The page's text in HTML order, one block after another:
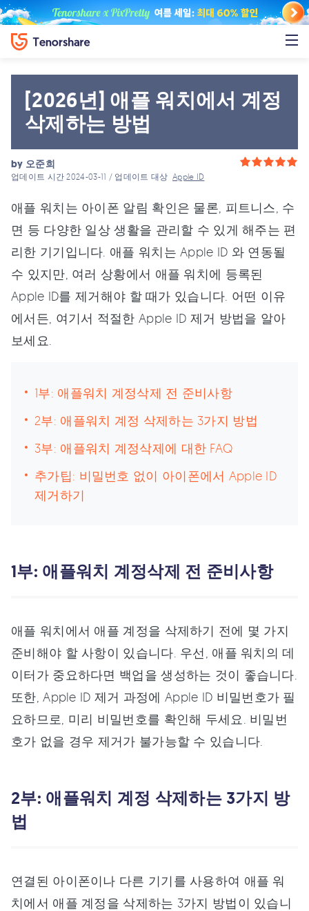
[2026년] 애플 워치에서 계정
삭제하는 방법
by 오준희
업데이트 시간 2024-03-11 / 업데이트 대상Apple ID
애플 워치는 아이폰 알림 확인은 물론, 피트니스, 수
면 등 다양한 일상 생활을 관리할 수 있게 해주는 편
리한 기기입니다. 애플 워치는 Apple ID 와 연동될
수 있지만, 여러 상황에서 애플 워치에 등록된
Apple ID를 제거해야 할 때가 있습니다. 어떤 이유
에서든, 여기서 적절한 Apple ID 제거 방법을 알아
보세요.
1부: 애플워치 계정삭제 전 준비사항
2부: 애플워치 계정 삭제하는 3가지 방법
3부: 애플워치 계정삭제에 대한 FAQ
추가팁: 비밀번호 없이 아이폰에서 Apple ID
제거하기
1부: 애플워치 계정삭제 전 준비사항
애플 워치에서 애플 계정을 삭제하기 전에 몇 가지
준비해야 할 사항이 있습니다. 우선, 애플 워치의 데
이터가 중요하다면 백업을 생성하는 것이 좋습니다.
또한, Apple ID 제거 과정에 Apple ID 비밀번호가 필
요하므로, 미리 비밀번호를 확인해 두세요. 비밀번
호가 없을 경우 제거가 불가능할 수 있습니다.
2부: 애플워치 계정 삭제하는 3가지 방
법
연결된 아이폰이나 다른 기기를 사용하여 애플 워
치에서 애플 계정을 삭제하는 3가지 방법이 있습니